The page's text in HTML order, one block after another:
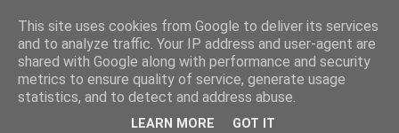
JEMELIK ZDENĚK
středa 9. března 2016
Z POZADÍ KAUZY ALENY VITÁSKOVÉ
This site uses cookies from Google to deliver its services
and to analyze traffic. Your IP address and user-agent are
shared with Google along with performance and security
metrics to ensure quality of service, generate usage
statistics, and to detect and address abuse.
LEARN MORE GOT IT